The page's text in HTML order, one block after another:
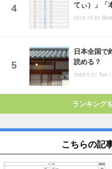
てぃ）」「
2013.10.23
日本全国で
読める？
2025.5.27 Tue
ランキング
こちらの記